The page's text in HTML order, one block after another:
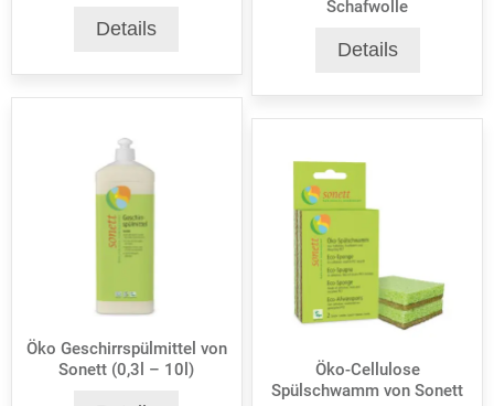
Details
Schafwolle
Details
Öko Geschirrspülmittel von
Sonett (0,3l – 10l)
Öko-Cellulose
Spülschwamm von Sonett